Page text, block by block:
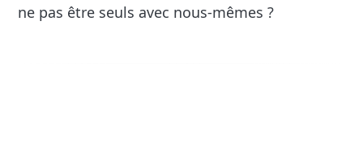
ne pas être seuls avec nous-mêmes ?